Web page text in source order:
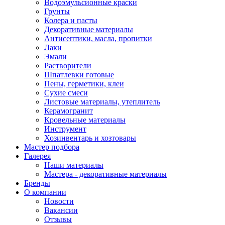
Водоэмульсионные краски
Грунты
Колера и пасты
Декоративные материалы
Антисептики, масла, пропитки
Лаки
Эмали
Растворители
Шпатлевки готовые
Пены, герметики, клеи
Сухие смеси
Листовые материалы, утеплитель
Керамогранит
Кровельные материалы
Инструмент
Хозинвентарь и хозтовары
Мастер подбора
Галерея
Наши материалы
Мастера - декоративные материалы
Бренды
О компании
Новости
Вакансии
Отзывы